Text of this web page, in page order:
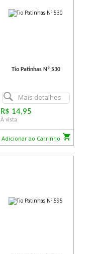
Tio Patinhas Nº 530
Mais detalhes
R$ 14,95
À vista
Adicionar ao Carrinho